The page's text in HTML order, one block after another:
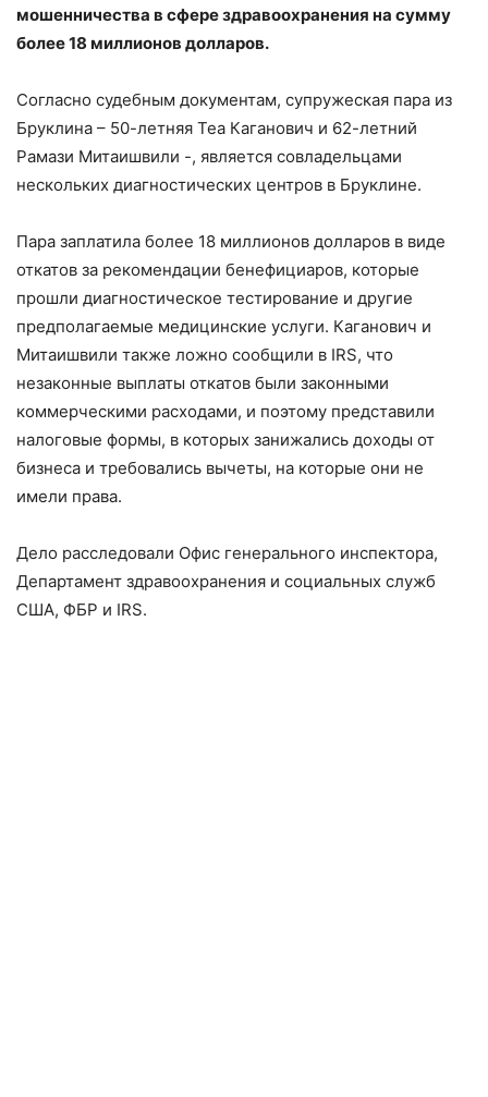
мошенничества в сфере здравоохранения на сумму
более 18 миллионов долларов.
Согласно судебным документам, супружеская пара из
Бруклина – 50-летняя Теа Каганович и 62-летний
Рамази Митаишвили -, является совладельцами
нескольких диагностических центров в Бруклине.
Пара заплатила более 18 миллионов долларов в виде
откатов за рекомендации бенефициаров, которые
прошли диагностическое тестирование и другие
предполагаемые медицинские услуги. Каганович и
Митаишвили также ложно сообщили в IRS, что
незаконные выплаты откатов были законными
коммерческими расходами, и поэтому представили
налоговые формы, в которых занижались доходы от
бизнеса и требовались вычеты, на которые они не
имели права.
Дело расследовали Офис генерального инспектора,
Департамент здравоохранения и социальных служб
США, ФБР и IRS.